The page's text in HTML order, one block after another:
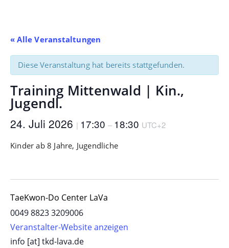
« Alle Veranstaltungen
Diese Veranstaltung hat bereits stattgefunden.
Training Mittenwald | Kin.,
Jugendl.
24. Juli 2026 | 17:30 – 18:30 UTC+2
Kinder ab 8 Jahre, Jugendliche
TaeKwon-Do Center LaVa
0049 8823 3209006
Veranstalter-Website anzeigen
info [at] tkd-lava.de